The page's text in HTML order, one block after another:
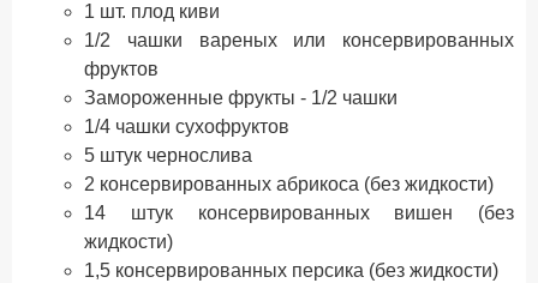
1 шт. плод киви
1/2 чашки вареных или консервированных
фруктов
Замороженные фрукты - 1/2 чашки
1/4 чашки сухофруктов
5 штук чернослива
2 консервированных абрикоса (без жидкости)
14 штук консервированных вишен (без
жидкости)
1,5 консервированных персика (без жидкости)